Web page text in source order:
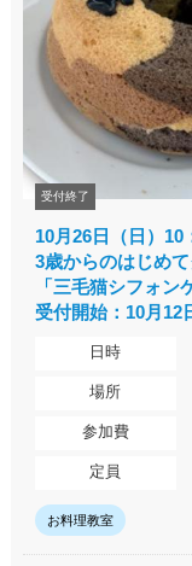
受付終了
10月26日（日）10
3歳からのはじめ
「三毛猫シフォン
受付開始：10月12
日時
場所
参加費
定員
お料理教室